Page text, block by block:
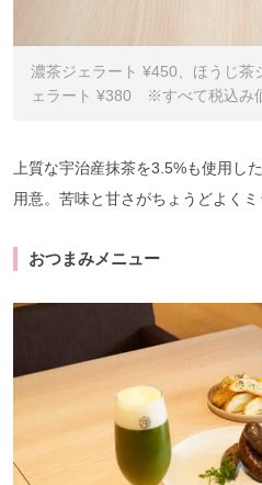
濃茶ジェラート ¥450、ほうじ茶
ェラート ¥380 ※すべて税込み
上質な宇治産抹茶を3.5%も使用し
用意。苦味と甘さがちょうどよく
おつまみメニュー